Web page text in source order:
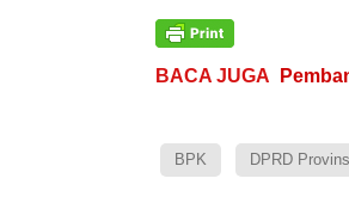
BACA JUGA
BPK DPRD